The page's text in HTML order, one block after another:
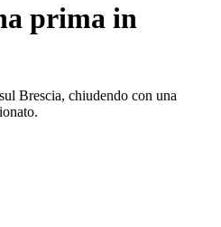
prima in
Brescia, chiudendo con una